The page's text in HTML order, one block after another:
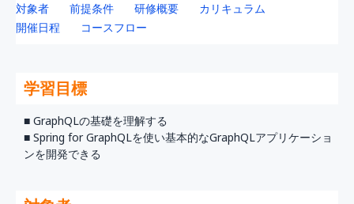
対象者 前提条件 研修概要
カリキュラム
開催日程
コースフロー
学習目標
■ GraphQLの基礎を理解する
■ Spring for GraphQLを使い基本的なGraphQLアプリケーショ
ンを開発できる